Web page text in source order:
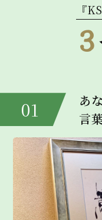
『
3
01
あ
言
弊社は、個人
リシーに基づ
全従業員に個
組みを徹底さ
1．個人情報
「個人情報」と
情報」を指すも
報であって、当
日、住所、電話
り特定の個人を
声紋にかかるデ
などの当該情報
情報（個人識別